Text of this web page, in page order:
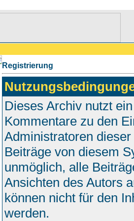
Registrierung
Dieses Archiv nutzt
Kommentare zu den
Administratoren
Beiträge von diesem
unmöglich, alle
Ansichten des Autors
können nicht für den
werden.